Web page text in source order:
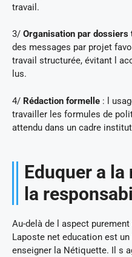
travail.
3/ Organisation par dossiers
des messages par projet
travail structurée, évitant l
lus.
4/ Rédaction formelle : l
travailler les formules de
attendu dans un cadre
Eduquer a
la
Au-delà de l aspect
Laposte net education est
enseigner la Nétiquette. Il s